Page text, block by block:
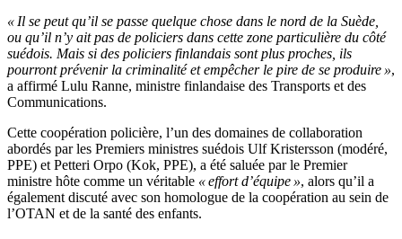
« Il se peut qu’il se passe quelque chose dans le nord de la Suède,
ou qu’il n’y ait pas de policiers dans cette zone particulière du côté
suédois. Mais si des policiers finlandais sont plus proches, ils
pourront prévenir la criminalité et empêcher le pire de se produire »,
a affirmé Lulu Ranne, ministre finlandaise des Transports et des
Communications.
Cette coopération policière, l’un des domaines de collaboration
abordés par les Premiers ministres suédois Ulf Kristersson (modéré,
PPE) et Petteri Orpo (Kok, PPE), a été saluée par le Premier
ministre hôte comme un véritable « effort d’équipe », alors qu’il a
également discuté avec son homologue de la coopération au sein de
l’OTAN et de la santé des enfants.